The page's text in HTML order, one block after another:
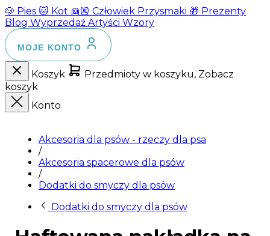
🐶 Pies 🐱 Kot 👱🏼 Człowiek Przysmaki 🎁 Prezenty
Blog Wyprzedaż Artyści Wzory
MOJE KONTO
Koszyk
Przedmioty w koszyku, Zobacz
koszyk
Konto
Akcesoria dla psów - rzeczy dla psa
/
Akcesoria spacerowe dla psów
/
Dodatki do smyczy dla psów
Dodatki do smyczy dla psów